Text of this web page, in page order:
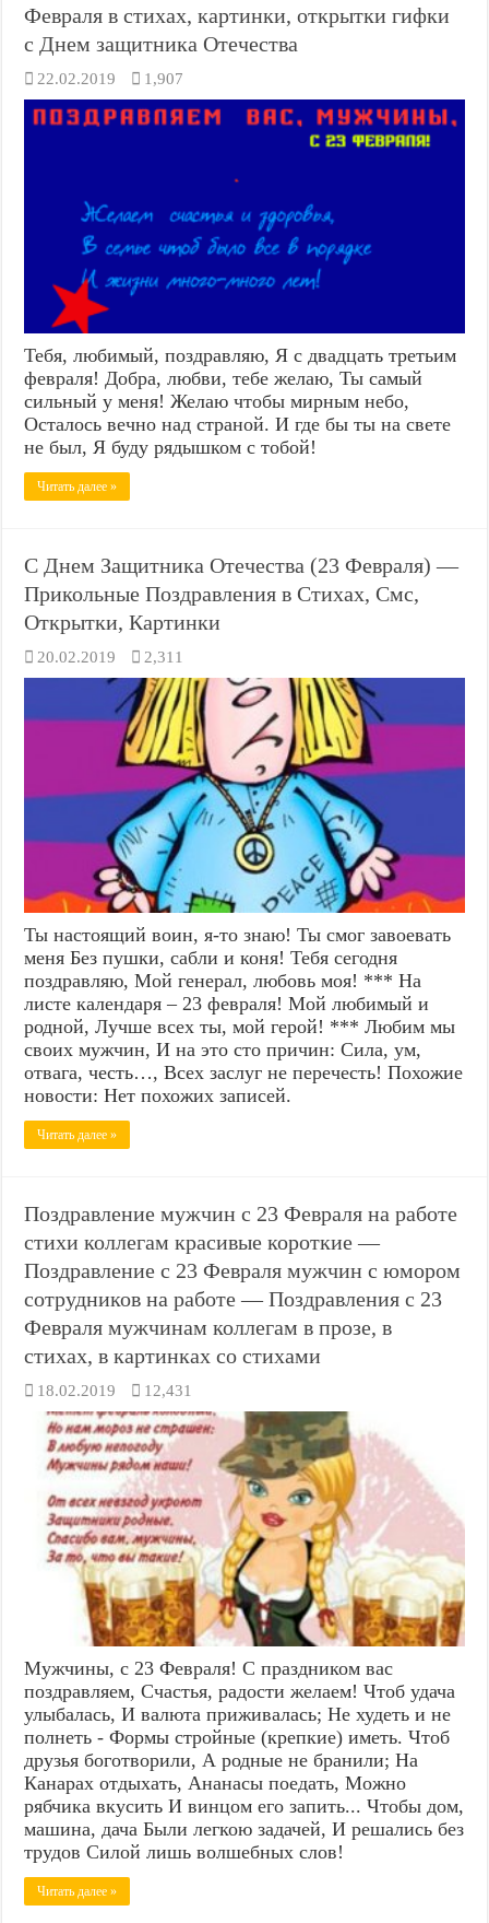
Февраля в стихах, картинки, открытки гифки
с Днем защитника Отечества
22.02.2019 1,907
Тебя, любимый, поздравляю, Я с двадцать третьим
февраля! Добра, любви, тебе желаю, Ты самый
сильный у меня! Желаю чтобы мирным небо,
Осталось вечно над страной. И где бы ты на свете
не был, Я буду рядышком с тобой!
Читать далее »
С Днем Защитника Отечества (23 Февраля) —
Прикольные Поздравления в Стихах, Смс,
Открытки, Картинки
20.02.2019 2,311
Ты настоящий воин, я-то знаю! Ты смог завоевать
меня Без пушки, сабли и коня! Тебя сегодня
поздравляю, Мой генерал, любовь моя! *** На
листе календаря – 23 февраля! Мой любимый и
родной, Лучше всех ты, мой герой! *** Любим мы
своих мужчин, И на это сто причин: Сила, ум,
отвага, честь…, Всех заслуг не перечесть! Похожие
новости: Нет похожих записей.
Читать далее »
Поздравление мужчин с 23 Февраля на работе
стихи коллегам красивые короткие —
Поздравление с 23 Февраля мужчин с юмором
сотрудников на работе — Поздравления с 23
Февраля мужчинам коллегам в прозе, в
стихах, в картинках со стихами
18.02.2019 12,431
Мужчины, с 23 Февраля! С праздником вас
поздравляем, Счастья, радости желаем! Чтоб удача
улыбалась, И валюта приживалась; Не худеть и не
полнеть - Формы стройные (крепкие) иметь. Чтоб
друзья боготворили, А родные не бранили; На
Канарах отдыхать, Ананасы поедать, Можно
рябчика вкусить И винцом его запить... Чтобы дом,
машина, дача Были легкою задачей, И решались без
трудов Силой лишь волшебных слов!
Читать далее »